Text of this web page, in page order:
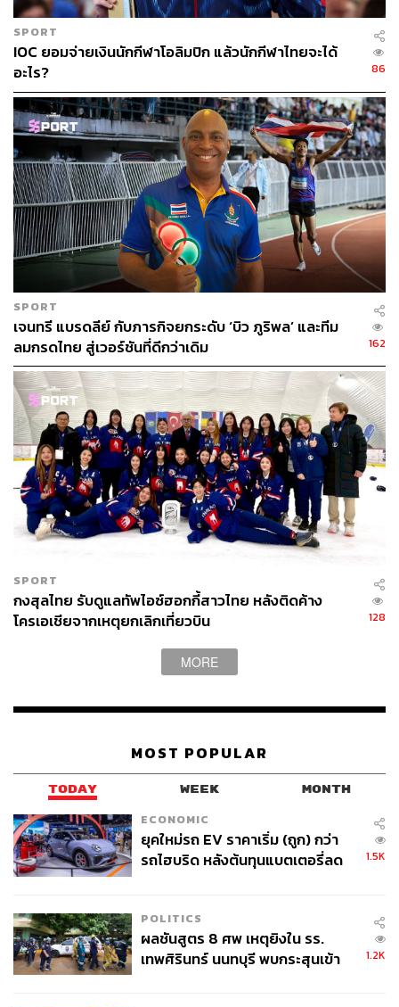
SPORT
IOC ยอมจ่ายเงินนักกีฬาโอลิมปิก แล้วนักกีฬาไทยจะได้
อะไร?
86
SPORT
เจนทรี แบรดลีย์ กับภารกิจยกระดับ ‘บิว ภูริพล’ และทีม
ลมกรดไทย สู่เวอร์ชันที่ดีกว่าเดิม
162
SPORT
กงสุลไทย รับดูแลทัพไอซ์ฮอกกี้สาวไทย หลังติดค้าง
โครเอเชียจากเหตุยกเลิกเที่ยวบิน
128
MORE
MOST POPULAR
TODAY WEEK MONTH
ECONOMIC
ยุคใหม่รถ EV ราคาเริ่ม (ถูก) กว่า
รถไฮบริด หลังต้นทุนแบตเตอรี่ลด
1.5K
POLITICS
ผลชันสูตร 8 ศพ เหตุยิงใน รร.
เทพศิรินทร์ นนทบุรี พบกระสุนเข้า
1.2K